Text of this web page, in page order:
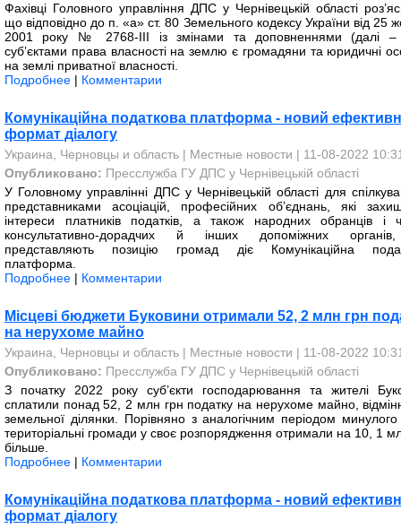
Фахівці Головного управління ДПС у Чернівецькій області
що відповідно до п. «а» ст. 80 Земельного кодексу України від 25
2001 року № 2768-III із змінами та доповненнями (далі
суб’єктами права власності на землю є громадяни та юридичні
на землі приватної власності.
Подробнее | Комментарии
Комунікаційна податкова платформа - новий
формат діалогу
Украина, Черновцы и область | Местные новости | 11-08-2022
Опубликовано: Пресслужба ГУ ДПС у Чернівецькій області
У Головному управлінні ДПС у Чернівецькій області для
представниками асоціацій, професійних об’єднань, які
інтереси платників податків, а також народних обранців і
консультативно-дорадчих й інших допоміжних
представляють позицію громад діє Комунікаційна
платформа.
Подробнее | Комментарии
Місцеві бюджети Буковини отримали 52, 2 млн грн
на нерухоме майно
Украина, Черновцы и область | Местные новости | 11-08-2022
Опубликовано: Пресслужба ГУ ДПС у Чернівецькій області
З початку 2022 року суб’єкти господарювання та жителі
сплатили понад 52, 2 млн грн податку на нерухоме майно,
земельної ділянки. Порівняно з аналогічним періодом минулого
територіальні громади у своє розпорядження отримали на 10, 1
більше.
Подробнее | Комментарии
Комунікаційна податкова платформа - новий
формат діалогу